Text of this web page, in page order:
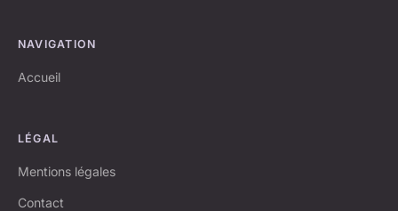
NAVIGATION
Accueil
LÉGAL
Mentions légales
Contact